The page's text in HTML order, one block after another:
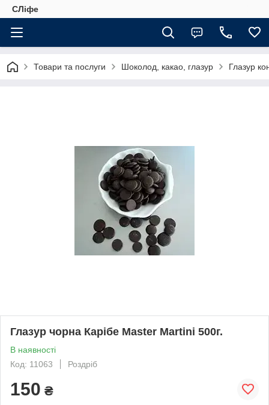
СЛіфе
Товари та послуги Шоколод, какао, глазур Глазур
Глазур чорна Карібе Master Martini 500г.
В наявності
Код: 11063
Роздріб
150 ₴